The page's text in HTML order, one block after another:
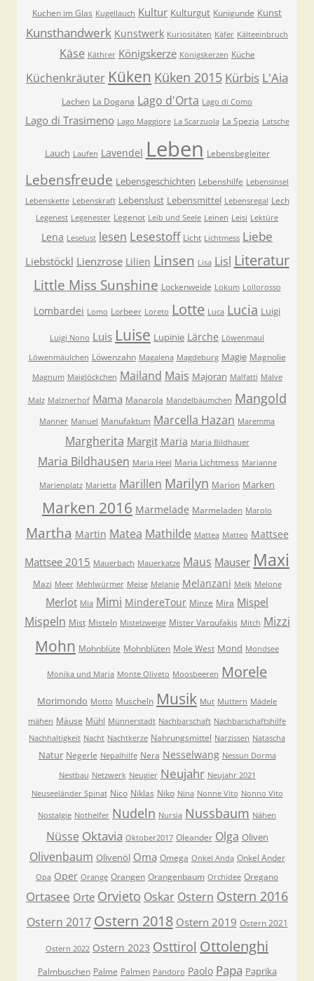
Kuchen im Glas Kugellauch Kultur Kulturgut Kunigunde Kunst
Kunsthandwerk Kunstwerk Kuriositäten Käfer Kälteeinbruch
Käse Käthrer Königskerze Königskerzen Küche
Küchenkräuter Küken Küken 2015 Kürbis L'Aia
Lachen La Dogana Lago d'Orta Lago di Como
Lago di Trasimeno Lago Maggiore La Scarzuola La Spezia Latsche
Lauch Laufen Lavendel Leben Lebensbegleiter
Lebensfreude Lebensgeschichten Lebenshilfe Lebensinsel
Lebenskette Lebenskraft Lebenslust Lebensmittel Lebensregal Lech
Legenest Legenester Legenot Leib und Seele Leinen Leisi Lektüre
Lena Leselust lesen Lesestoff Licht Lichtmess Liebe
Liebstöckl Lienzrose Lilien Linsen Lisa Lisl Literatur
Little Miss Sunshine Lockenweide Lokum Lollorosso
Lombardei Lomo Lorbeer Loreto Lotte Luca Lucia Luigi
Luigi Nono Luis Luise Lupinie Lärche Löwenmaul
Löwenmäulchen Löwenzahn Magalena Magdeburg Magie Magnolie
Magnum Maiglöckchen Mailand Mais Majoran Malfatti Malve
Malz Malznerhof Mama Manarola Mandelbäumchen Mangold
Manner Manuel Manufaktum Marcella Hazan Maremma
Margherita Margit Maria Maria Bildhauer
Maria Bildhausen Maria Heel Maria Lichtmess Marianne
Marienplatz Marietta Marillen Marilyn Marion Marken
Marken 2016 Marmelade Marmeladen Marolo
Martha Martin Matea Mathilde Mattea Matteo Mattsee
Mattsee 2015 Mauerbach Mauerkatze Maus Mauser Maxi
Mazi Meer Mehlwürmer Meise Melanie Melanzani Melk Melone
Merlot Mia Mimi MindereTour Minze Mira Mispel
Mispeln Mist Misteln Mistelzweige Mister Varoufakis Mitch Mizzi
Mohn Mohnblüte Mohnblüten Mole West Mond Mondsee
Monika und Maria Monte Oliveto Moosbeeren Morele
Morimondo Motto Muscheln Musik Mut Muttern Mädele
mähen Mäuse Mühl Münnerstadt Nachbarschaft Nachbarschaftshilfe
Nachhaltigkeit Nacht Nachtkerze Nahrungsmittel Narzissen Natascha
Natur Negerle Nepalhilfe Nera Nesselwang Nessun Dorma
Nestbau Netzwerk Neugier Neujahr Neujahr 2021
Neuseeländer Spinat Nico Niklas Niko Nina Nonne Vito Nonno Vito
Nostalgie Nothelfer Nudeln Nursia Nussbaum Nähen
Nüsse Oktavia Oktober2017 Oleander Olga Oliven
Olivenbaum Olivenöl Oma Omega Onkel Anda Onkel Ander
Opa Oper Orange Orangen Orangenbaum Orchidee Oregano
Ortasee Orte Orvieto Oskar Ostern Ostern 2016
Ostern 2017 Ostern 2018 Ostern 2019 Ostern 2021
Ostern 2022 Ostern 2023 Osttirol Ottolenghi
Palmbuschen Palme Palmen Pandoro Paolo Papa Paprika